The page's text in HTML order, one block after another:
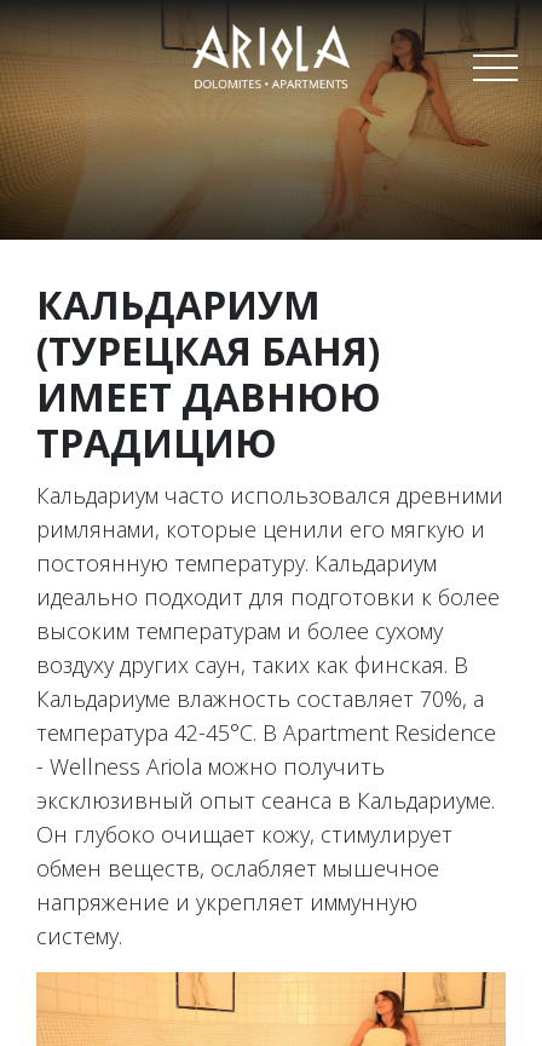
НАША РЕЗИДЕНЦИЯ
АПАРТАМЕНТЫ
ВЕЛНЕС
ЗИМА
ЛЕТО
ЦЕНЫ И ПРЕДЛОЖЕНИЯ
ЗАПРОС
ПОЗИЦИЯ
EN ES
КАЛЬДАРИУМ
(ТУРЕЦКАЯ БАНЯ)
ИМЕЕТ ДАВНЮЮ
ТРАДИЦИЮ
Кальдариум часто использовался древними
римлянами, которые ценили его мягкую и
постоянную температуру. Кальдариум
идеально подходит для подготовки к более
высоким температурам и более сухому
воздуху других саун, таких как финская. В
Кальдариуме влажность составляет 70%, а
температура 42-45°С. В Apartment Residence
- Wellness Ariola можно получить
эксклюзивный опыт сеанса в Кальдариуме.
Он глубоко очищает кожу, стимулирует
обмен веществ, ослабляет мышечное
напряжение и укрепляет иммунную
систему.